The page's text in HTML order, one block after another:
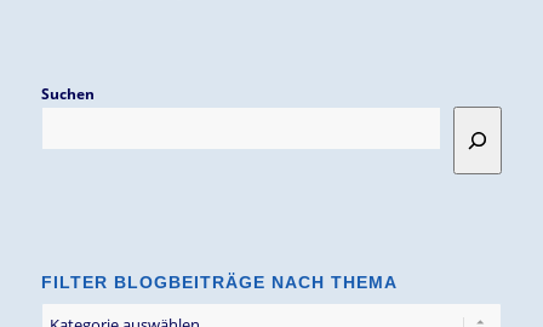
Suchen
FILTER BLOGBEITRÄGE NACH THEMA